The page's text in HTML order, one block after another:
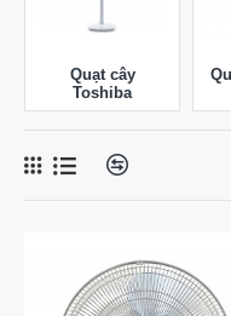
Quạt cây
Toshiba